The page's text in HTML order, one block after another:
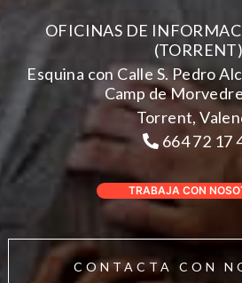
OFICINAS DE
(TORRENT)
Esquina con Calle S. Pedro
Camp de
Torrent,
664 72 17
TRABAJA CON
CONTACTA CON